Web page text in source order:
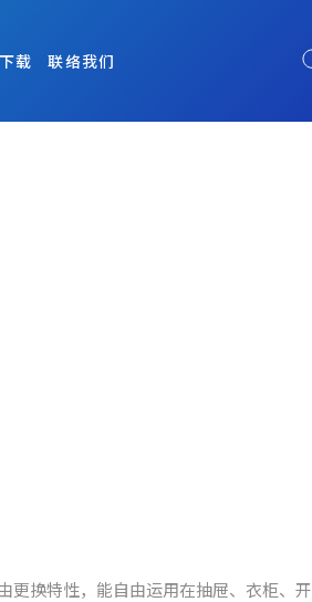
载 联络我们
换特性，能自由运用在抽屉、衣柜、